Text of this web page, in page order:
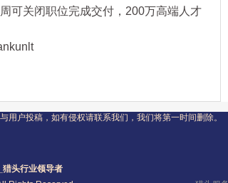
可关闭职位完成交付，200万高端人才
猎头行业领导者
用户投稿，如有侵权请联系我们，我们将第一时间删除。